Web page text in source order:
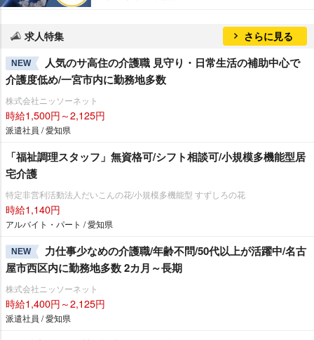
求人特集 さらに見る
NEW
人気のサ高住の介護職 見守り・日常生活の補助中心で
介護度低め/一宮市内に勤務地多数
株式会社ニッソーネット
時給1,500円～2,125円
派遣社員 / 愛知県
「福祉調理スタッフ」無資格可/シフト相談可/小規模多機能型居
宅介護
特定非営利活動法人だいこんの花/小規模多機能型 すずしろの花
時給1,140円
アルバイト・パート / 愛知県
NEW
力仕事少なめの介護職/年齢不問/50代以上が活躍中/名古
屋市西区内に勤務地多数 2カ月～長期
株式会社ニッソーネット
時給1,400円～2,125円
派遣社員 / 愛知県